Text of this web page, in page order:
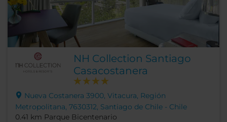
NH Collection Santiago
Casacostanera
Nueva Costanera 3900, Vitacura, Región
Metropolitana, 7630312, Santiago de Chile - Chile
0.41 km Parque Bicentenario